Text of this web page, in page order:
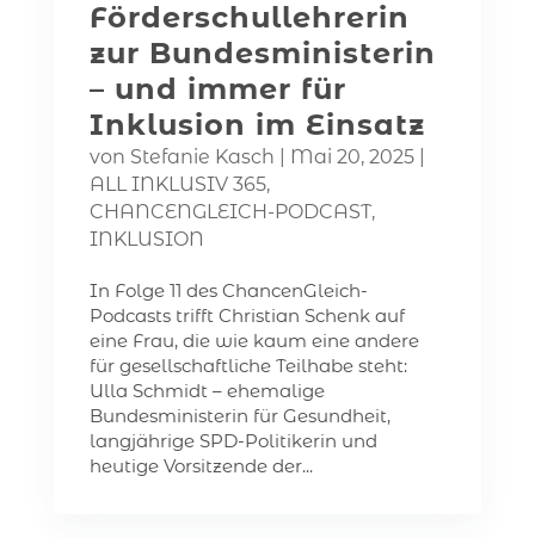
Förderschullehrerin
zur Bundesministerin
– und immer für
Inklusion im Einsatz
von Stefanie Kasch Mai 20, 2025|
ALL INKLUSIV 365,
CHANCENGLEICH-PODCAST,
INKLUSION
In Folge 11 des ChancenGleich-
Podcasts trifft Christian Schenk auf
eine Frau, die wie kaum eine andere
für gesellschaftliche Teilhabe steht:
Ulla Schmidt – ehemalige
Bundesministerin für Gesundheit,
langjährige SPD-Politikerin und
heutige Vorsitzende der...